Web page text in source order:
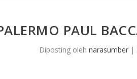
PAUL
Diposting oleh narasumber|